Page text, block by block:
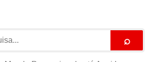
⌕